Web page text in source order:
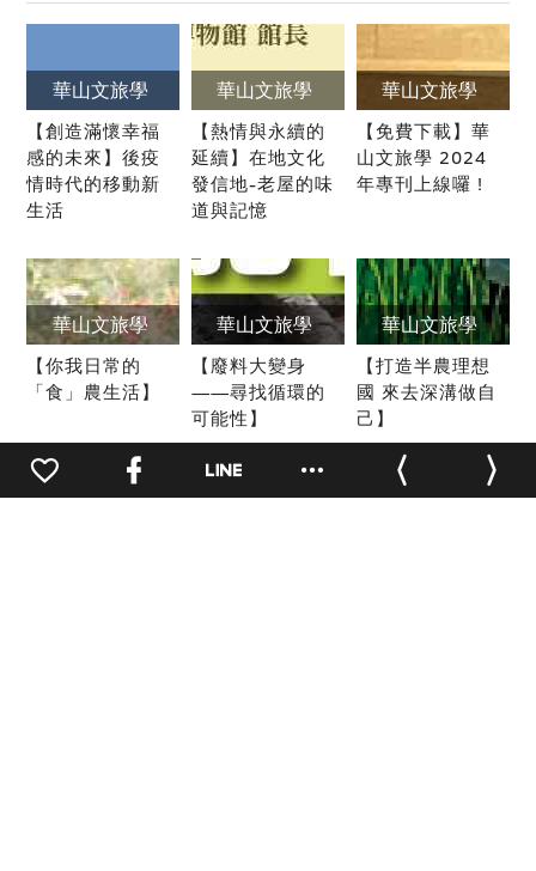
華山文旅學
【創造滿懷幸福
感的未來】後疫
情時代的移動新
生活
華山文旅學
【熱情與永續的
延續】在地文化
發信地-老屋的味
道與記憶
華山文旅學
【免費下載】華
山文旅學 2024
年專刊上線囉 !
華山文旅學
【你我日常的
「食」農生活】
華山文旅學
【廢料大變身
——尋找循環的
可能性】
華山文旅學
【打造半農理想
國 來去深溝做自
己】